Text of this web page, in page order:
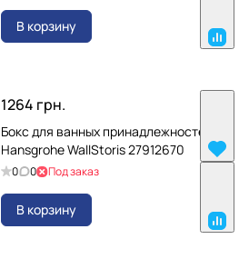
В корзину
1264 грн.
Бокс для ванных принадлежностей
Hansgrohe WallStoris 27912670
0 0 Под заказ
В корзину